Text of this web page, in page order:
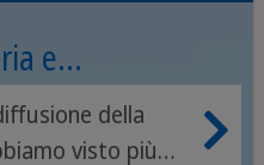
e
di Malta
della
visto più